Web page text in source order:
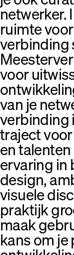
netwerker.
ruimte
verbinding
voor
van je
verbinding
traject
en
ervaring in
design,
visuele
praktijk
maak
kans om